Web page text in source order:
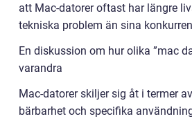
att Mac-datorer oftast har längre
tekniska problem än sina
En diskussion om hur olika ”mac
varandra
Mac-datorer skiljer sig åt i termer
bärbarhet och specifika